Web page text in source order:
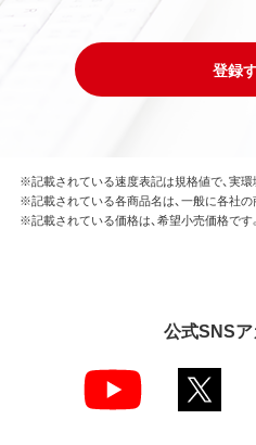
登録
※記載されている速度表記は規格値で、実環
※記載されている各商品名は、一般に各社の
※記載されている価格は、希望小売価格です。
公式SNS